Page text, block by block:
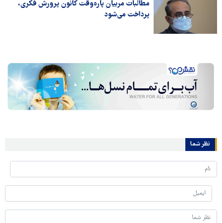
مطالبات مربیان پاره‌وقت کانون پرورش فکری،
پرداخت می‌شود
نظر شما